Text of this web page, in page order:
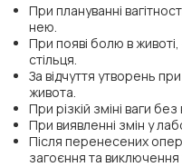
При плануванні
нею.
При появі болю в животі,
стільця.
За відчуття утворень
живота.
При різкій зміні ваги
При виявленні змін у
Після перенесених
загоєння та виключення